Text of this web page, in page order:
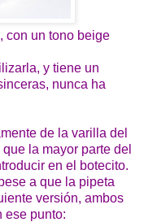
con un tono beige
y tiene un
nunca ha
de la varilla del
la mayor parte del
en el botecito.
a que la pipeta
versión, ambos
ese punto: